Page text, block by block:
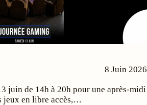
8 Juin 2026
juin de 14h à 20h pour une après-midi
jeux en libre accès,…